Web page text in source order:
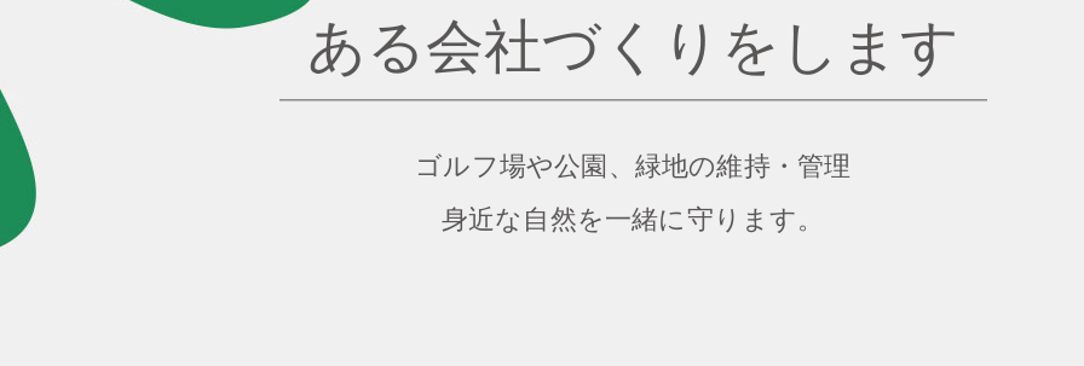
ある会社づくりをします
ゴルフ場や公園、緑地の維持・管理
身近な自然を一緒に守ります。